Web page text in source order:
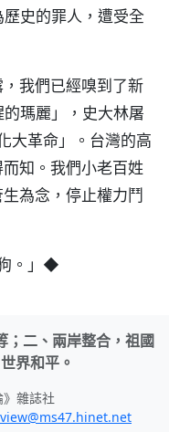
史的罪人，遭受全
，我們已經嗅到了新
瑪麗」，史大林屠
大革命」。台灣的高
知。我們小老百姓
為念，停止權力鬥
。」◆
；二、兩岸整合，祖國
界和平。
雜誌社